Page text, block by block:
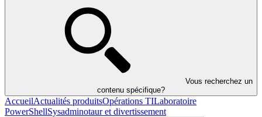
Vous recherchez un
contenu spécifique?
AccueilActualités produitsOpérations TILaboratoire
PowerShellSysadminotaur et divertissement